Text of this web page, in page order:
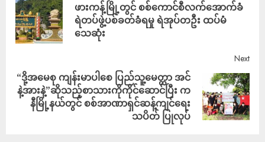
ဖားကန့်မြို့တွင် စစ်ကောင်စီလက်အောက်ခံ
ရဲတပ်ဖွဲ့ပစ်ခတ်ခံရမှု ရဲအုပ်တဦး ထပ်မံ
သေဆုံး
Next
“ဒို့အမေစု ကျန်းမာပါစေ ပြည်သူ့မေတ္တာ အင်
နဲ့အားနဲ့”ဆိုသည့်စာသားကိုကိုင်ဆောင်ပြီး က
နီမြို့နယ်တွင် စစ်အာဏာရှင်ဆန့်ကျင်ရေး
သပိတ် ပြုလုပ်